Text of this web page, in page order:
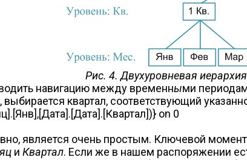
Рис. 4. Двухуровневая
навигацию между временными
квартал, соответствующий
on 0
является очень простым. Ключевой
и Квартал. Если же в нашем распоряжении